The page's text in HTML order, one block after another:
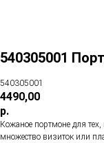
540305001
540305001
4490,00
р.
Кожаное портмоне для тех,
множество визиток или